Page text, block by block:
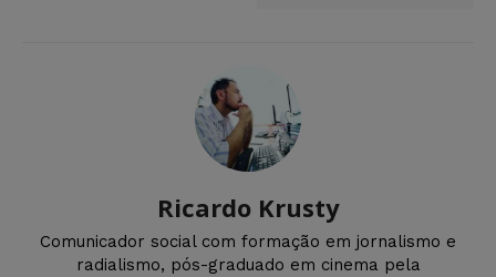
Ricardo Krusty
Comunicador social com formação em jornalismo e
radialismo, pós-graduado em cinema pela